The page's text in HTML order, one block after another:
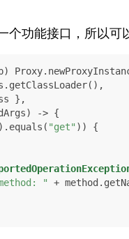
个功能接口，所以可
},
"get" )) {
"
+